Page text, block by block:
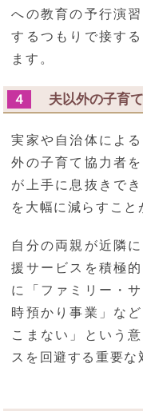
への教育の予行演
するつもりで接す
ます。
４ 夫以外の子育
実家や自治体によ
外の子育て協力者
が上手に息抜きで
を大幅に減らすこと
自分の両親が近隣
援サービスを積極
に「ファミリー・
時預かり事業」な
こまない」という
スを回避する重要な